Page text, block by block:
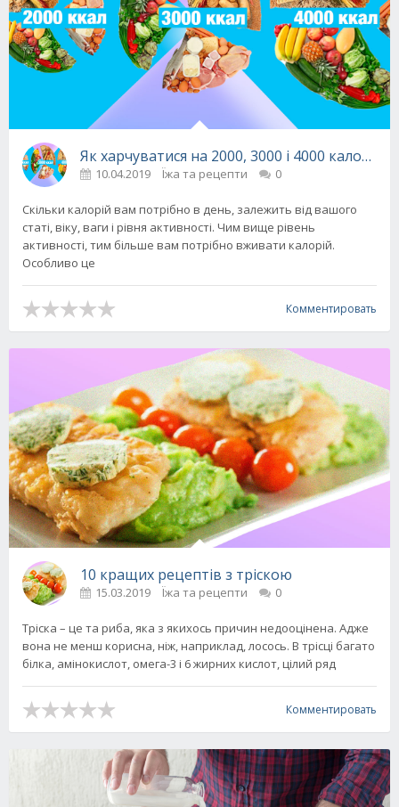
Як харчуватися на 2000, 3000 і 4000 калорій
10.04.2019 Їжа та рецепти 0
Скільки калорій вам потрібно в день, залежить від вашого
статі, віку, ваги і рівня активності. Чим вище рівень
активності, тим більше вам потрібно вживати калорій.
Особливо це
Комментировать
10 кращих рецептів з тріскою
15.03.2019 Їжа та рецепти 0
Тріска – це та риба, яка з якихось причин недооцінена. Адже
вона не менш корисна, ніж, наприклад, лосось. В трісці багато
білка, амінокислот, омега-3 і 6 жирних кислот, цілий ряд
Комментировать